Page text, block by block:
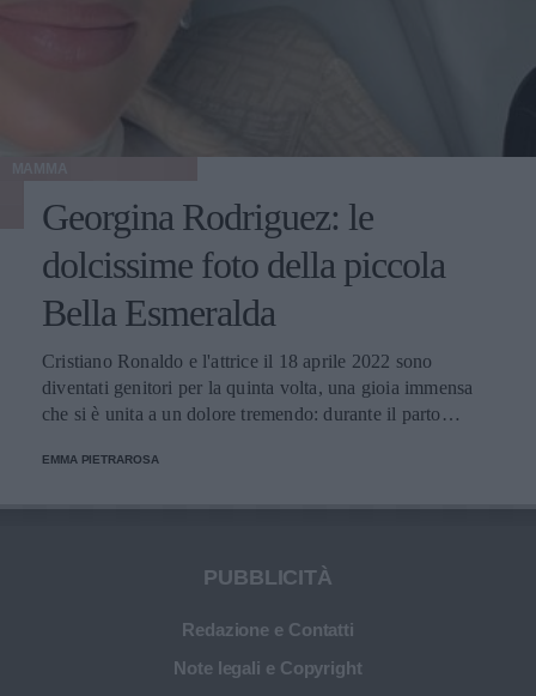
Georgina Rodriguez: le
dolcissime foto della piccola
Bella Esmeralda
Cristiano Ronaldo e l'attrice il 18 aprile 2022 sono
diventati genitori per la quinta volta, una gioia immensa
che si è unita a un dolore tremendo: durante il parto
pubblica degli scatti molto teneri e svela il nome della
EMMA PIETRAROSA
PUBBLICITÀ
Redazione e Contatti
Note legali e Copyright